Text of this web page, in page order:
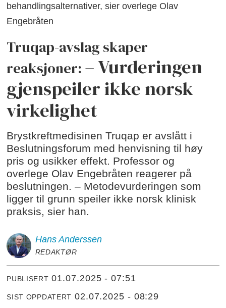
behandlingsalternativer, sier overlege Olav
Engebråten
Truqap-avslag skaper
reaksjoner: – Vurderingen
gjenspeiler ikke norsk
virkelighet
Brystkreftmedisinen Truqap er avslått i
Beslutningsforum med henvisning til høy
pris og usikker effekt. Professor og
overlege Olav Engebråten reagerer på
beslutningen. – Metodevurderingen som
ligger til grunn speiler ikke norsk klinisk
praksis, sier han.
Hans Anderssen
REDAKTØR
PUBLISERT 01.07.2025 - 07:51
SIST OPPDATERT 02.07.2025 - 08:29